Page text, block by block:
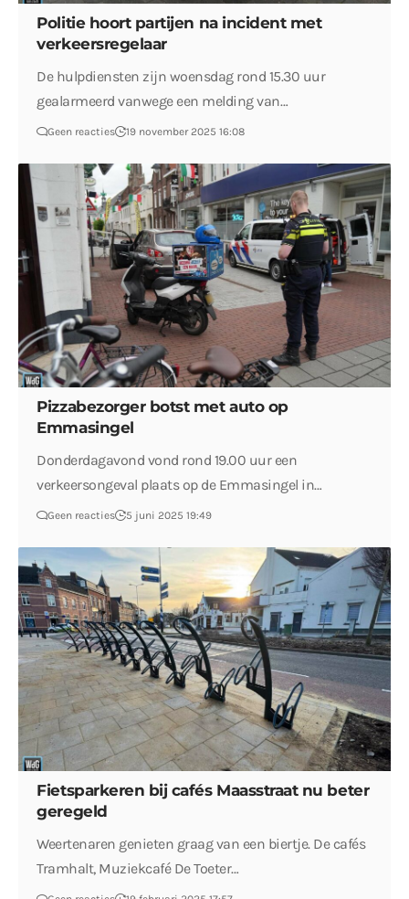
Politie hoort partijen na incident met
verkeersregelaar
De hulpdiensten zijn woensdag rond 15.30 uur
gealarmeerd vanwege een melding van…
Geen reacties 19 november 2025 16:08
Pizzabezorger botst met auto op
Emmasingel
Donderdagavond vond rond 19.00 uur een
verkeersongeval plaats op de Emmasingel in…
Geen reacties 5 juni 2025 19:49
Fietsparkeren bij cafés Maasstraat nu beter
geregeld
Weertenaren genieten graag van een biertje. De cafés
Tramhalt, Muziekcafé De Toeter…